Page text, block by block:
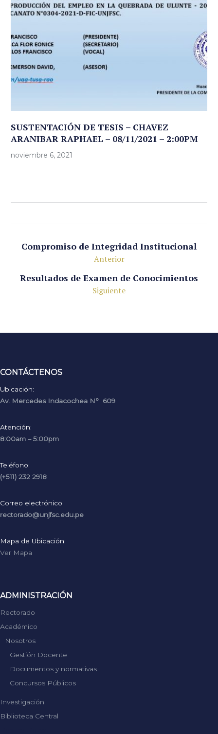
SUSTENTACIÓN DE TESIS – CHAVEZ
ARANIBAR RAPHAEL – 08/11/2021 – 2:00PM
noviembre 6, 2021
Compromiso de Integridad Institucional
Anterior
Resultados de Examen de Conocimientos
Siguiente
CONTÁCTENOS
Ubicación:
Av. Mercedes Indacochea N° 609
Atención:
8:00am – 5:00pm
Teléfono:
(+511) 232 2918
Correo electrónico:
rectorado@unjfsc.edu.pe
Mapa de Ubicación:
Ver Mapa
ADMINISTRACIÓN
Rectorado
Académico
Nosotros
Gestión Docente
Documentos y normativas
Concursos Públicos
Investigación
Biblioteca Central